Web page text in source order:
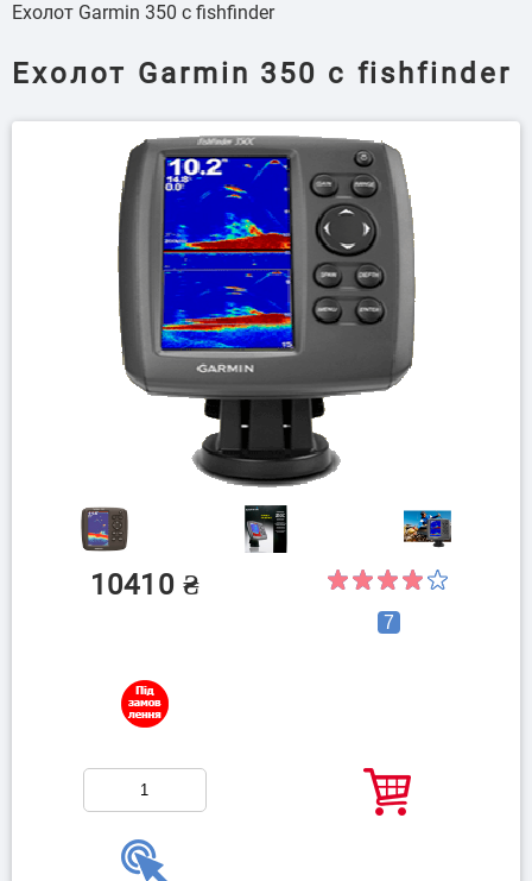
Ехолот Garmin 350 c fishfinder
Ехолот Garmin 350 c fishfinder
10410₴
7